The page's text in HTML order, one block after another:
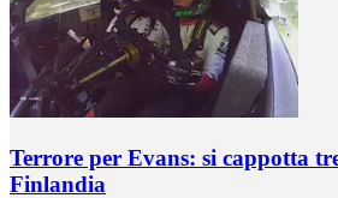
Terrore per Evans: si cappotta
Finlandia